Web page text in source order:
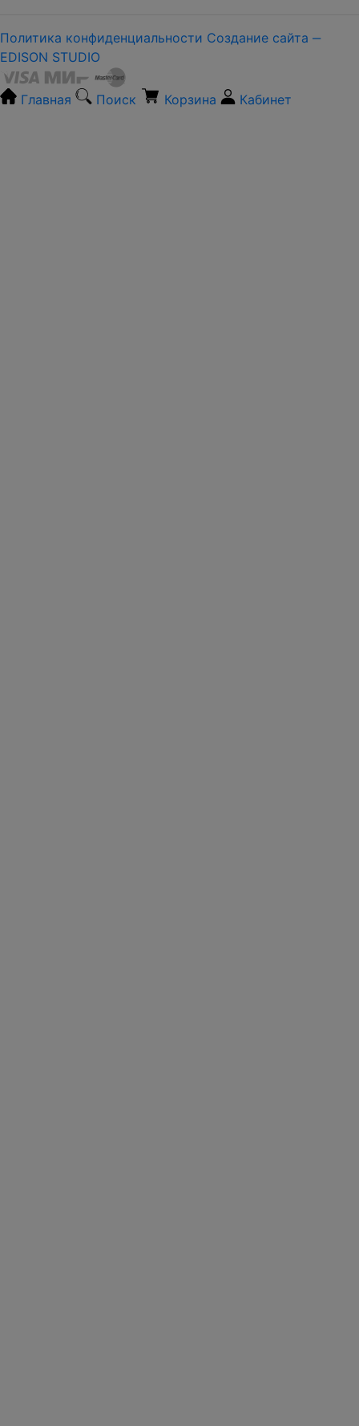
Политика конфиденциальности Создание сайта ‒
EDISON STUDIO
Главная Поиск Корзина Кабинет